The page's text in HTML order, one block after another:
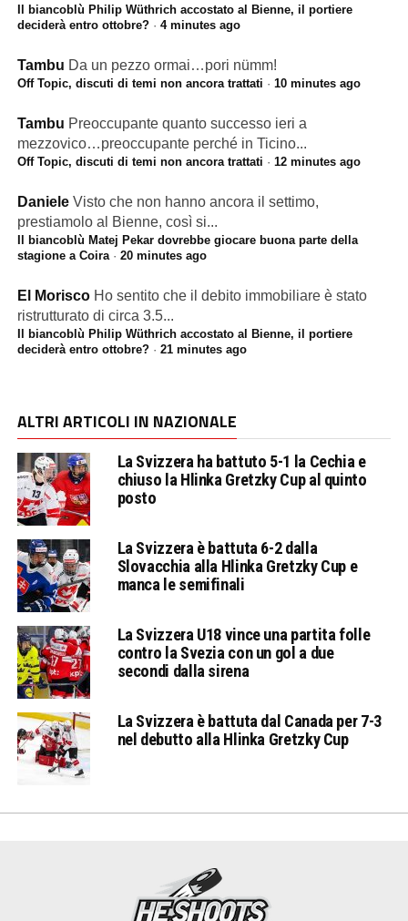
Il biancoblù Philip Wüthrich accostato al Bienne, il portiere
deciderà entro ottobre?· 4 minutes ago
Tambu Da un pezzo ormai…pori nümm!
Off Topic, discuti di temi non ancora trattati · 10 minutes ago
Tambu Preoccupante quanto successo ieri a
mezzovico…preoccupante perché in Ticino...
Off Topic, discuti di temi non ancora trattati · 12 minutes ago
Daniele Visto che non hanno ancora il settimo,
prestiamolo al Bienne, così si...
Il biancoblù Matej Pekar dovrebbe giocare buona parte della
stagione a Coira· 20 minutes ago
El Morisco Ho sentito che il debito immobiliare è stato
ristrutturato di circa 3.5...
Il biancoblù Philip Wüthrich accostato al Bienne, il portiere
deciderà entro ottobre?· 21 minutes ago
ALTRI ARTICOLI IN NAZIONALE
La Svizzera ha battuto 5-1 la Cechia e
chiuso la Hlinka Gretzky Cup al quinto
posto
La Svizzera è battuta 6-2 dalla
Slovacchia alla Hlinka Gretzky Cup e
manca le semifinali
La Svizzera U18 vince una partita folle
contro la Svezia con un gol a due
secondi dalla sirena
La Svizzera è battuta dal Canada per 7-3
nel debutto alla Hlinka Gretzky Cup